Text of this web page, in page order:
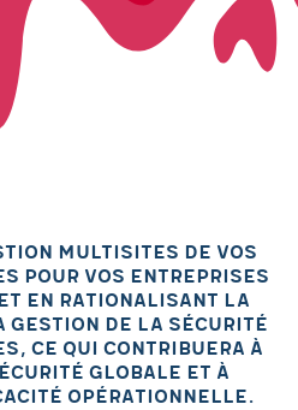
multisites de vos
pour vos entreprises
en rationalisant la
de la sécurité
ce qui contribuera à
globale et à
opérationnelle.